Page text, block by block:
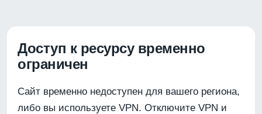
Доступ к ресурсу временно
ограничен
Сайт временно недоступен для вашего региона,
либо вы используете VPN. Отключите VPN и